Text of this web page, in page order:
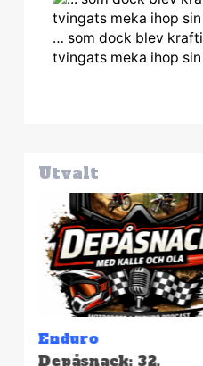
… som dock blev
tvingats meka ihop sin
Utvalt
Enduro
Depåsnack: 32.